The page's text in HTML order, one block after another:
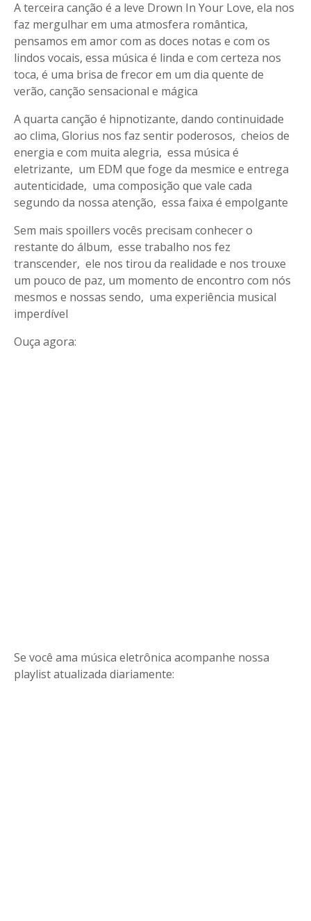
A terceira canção é a leve Drown In Your Love, ela nos
faz mergulhar em uma atmosfera romântica,
pensamos em amor com as doces notas e com os
lindos vocais, essa música é linda e com certeza nos
toca, é uma brisa de frecor em um dia quente de
verão, canção sensacional e mágica
A quarta canção é hipnotizante, dando continuidade
ao clima, Glorius nos faz sentir poderosos, cheios de
energia e com muita alegria, essa música é
eletrizante, um EDM que foge da mesmice e entrega
autenticidade, uma composição que vale cada
segundo da nossa atenção, essa faixa é empolgante
Sem mais spoillers vocês precisam conhecer o
restante do álbum, esse trabalho nos fez
transcender, ele nos tirou da realidade e nos trouxe
um pouco de paz, um momento de encontro com nós
mesmos e nossas sendo, uma experiência musical
imperdível
Ouça agora:
Se você ama música eletrônica acompanhe nossa
playlist atualizada diariamente: